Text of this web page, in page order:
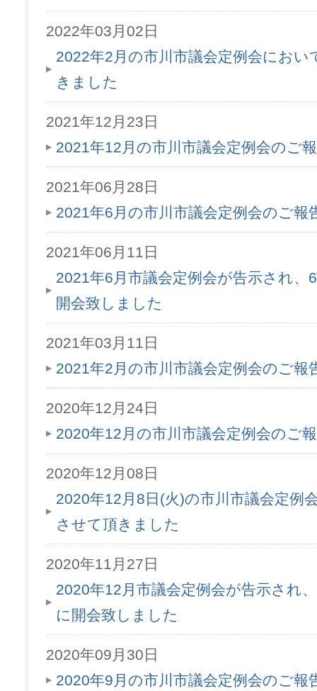
2022年03月02日
2022年2月の市川市議会定例会におい
きました
2021年12月23日
2021年12月の市川市議会定例会のご
2021年06月28日
2021年6月の市川市議会定例会のご報
2021年06月11日
2021年6月市議会定例会が告示され、
開会致しました
2021年03月11日
2021年2月の市川市議会定例会のご報
2020年12月24日
2020年12月の市川市議会定例会のご
2020年12月08日
2020年12月8日(火)の市川市議会定例
させて頂きました
2020年11月27日
2020年12月市議会定例会が告示され
に開会致しました
2020年09月30日
2020年9月の市川市議会定例会のご報